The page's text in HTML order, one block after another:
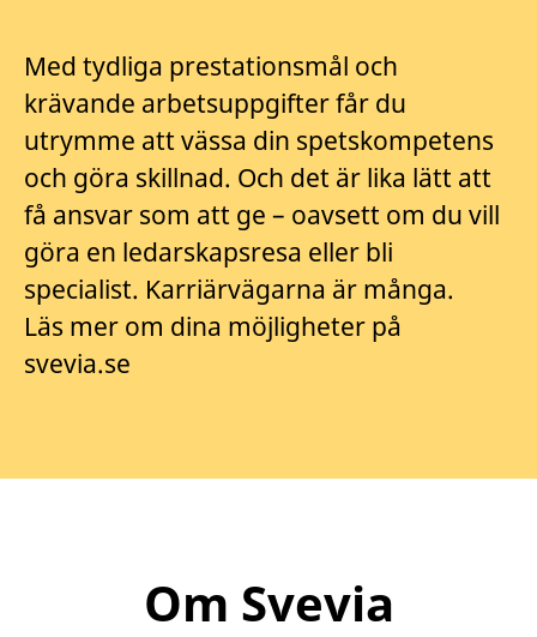
Med tydliga prestationsmål och
krävande arbetsuppgifter får du
utrymme att vässa din spetskompetens
och göra skillnad. Och det är lika lätt att
få ansvar som att ge – oavsett om du vill
göra en ledarskapsresa eller bli
specialist. Karriärvägarna är många.
Läs mer om dina möjligheter på
svevia.se
Om Svevia